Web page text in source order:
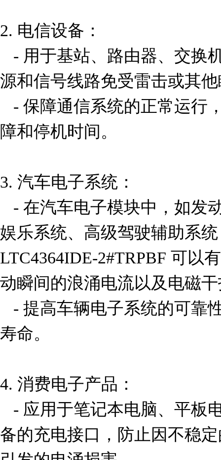
2. 电信设备：
源和信号线路免受雷击或其
障和停机时间。
3. 汽车电子系统：
娱乐系统、高级驾驶辅助系
LTC4364IDE-2#TRPBF 可以
动瞬间的浪涌电流以及电磁
寿命。
4. 消费电子产品：
备的充电接口，防止因不稳